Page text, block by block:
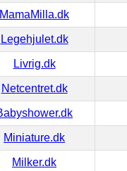
MamaMilla.dk
Legehjulet.dk
Livrig.dk
Netcentret.dk
Miniature.dk
Milker.dk